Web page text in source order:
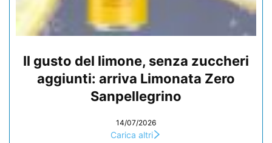
Il gusto del limone, senza zuccheri
aggiunti: arriva Limonata Zero
Sanpellegrino
14/07/2026
Carica altri